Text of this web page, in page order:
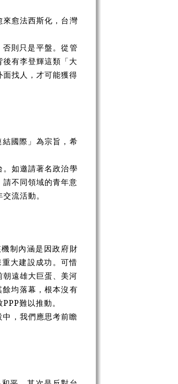
愈法西斯化，台灣
則只是平盤。從管
有李登輝這類「大
找人，才可能獲得
國際」為宗旨，希
如邀請著名政治學
不同領域的青年意
流活動。
制內涵是因政府財
大建設成功。可惜
遠雄大巨蛋、美河
均落幕，根本沒有
難以推動。
，我們應思考前瞻